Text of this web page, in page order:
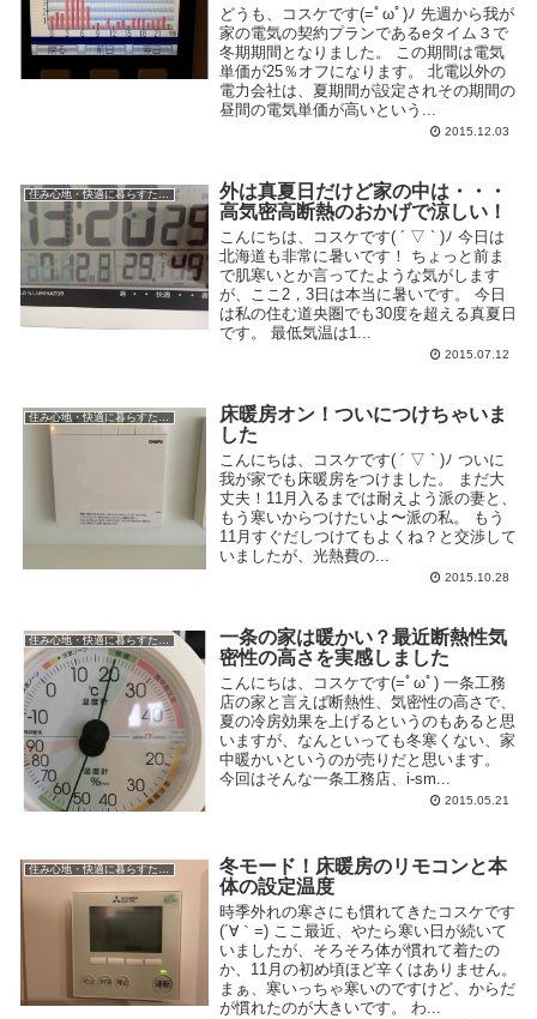
どうも、コスケです(=ﾟωﾟ)ﾉ 先週から我が
家の電気の契約プランであるeタイム３で
冬期期間となりました。 この期間は電気
単価が25％オフになります。 北電以外の
電力会社は、夏期間が設定されその期間の
昼間の電気単価が高いという...
2015.12.03
外は真夏日だけど家の中は・・・
高気密高断熱のおかげで涼しい！
こんにちは、コスケです( ´ ▽ ` )ﾉ 今日は
北海道も非常に暑いです！ ちょっと前ま
で肌寒いとか言ってたような気がします
が、ここ2，3日は本当に暑いです。 今日
は私の住む道央圏でも30度を超える真夏日
です。 最低気温は1...
2015.07.12
床暖房オン！ついにつけちゃいま
した
こんにちは、コスケです( ´ ▽ ` )ﾉ ついに
我が家でも床暖房をつけました。 まだ大
丈夫！11月入るまでは耐えよう派の妻と、
もう寒いからつけたいよ〜派の私。 もう
11月すぐだしつけてもよくね？と交渉して
いましたが、光熱費の...
2015.10.28
一条の家は暖かい？最近断熱性気
密性の高さを実感しました
こんにちは、コスケです(=ﾟωﾟ) 一条工務
店の家と言えば断熱性、気密性の高さで、
夏の冷房効果を上げるというのもあると思
いますが、なんといっても冬寒くない、家
中暖かいというのが売りだと思います。
今回はそんな一条工務店、i-sm...
2015.05.21
冬モード！床暖房のリモコンと本
体の設定温度
時季外れの寒さにも慣れてきたコスケです
(´∀｀=) ここ最近、やたら寒い日が続いて
いましたが、そろそろ体が慣れて着たの
か、11月の初め頃ほど辛くはありません。
まぁ、寒いっちゃ寒いのですけど、からだ
が慣れたのが大きいです。 わ...